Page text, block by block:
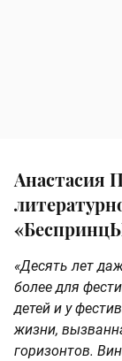
Анастасия
«Десять лет
более для
детей и у
жизни,
горизонтов.